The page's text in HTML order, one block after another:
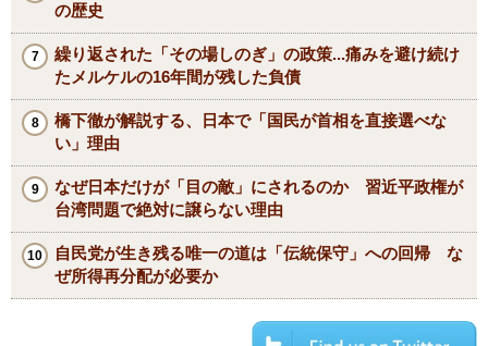
の歴史
繰り返された「その場しのぎ」の政策...痛みを避け続け
たメルケルの16年間が残した負債
橋下徹が解説する、日本で「国民が首相を直接選べな
い」理由
なぜ日本だけが「目の敵」にされるのか 習近平政権が
台湾問題で絶対に譲らない理由
自民党が生き残る唯一の道は「伝統保守」への回帰 な
ぜ所得再分配が必要か